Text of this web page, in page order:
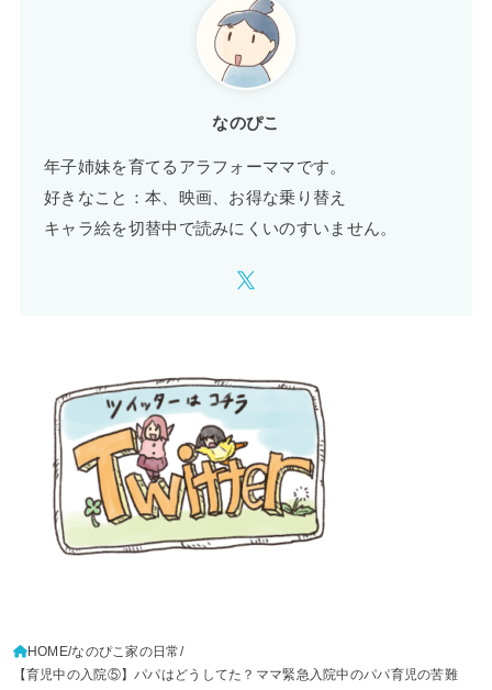
なのぴこ
年子姉妹を育てるアラフォーママです。
好きなこと：本、映画、お得な乗り替え
キャラ絵を切替中で読みにくいのすいません。
HOME なのぴこ家の日常
【育児中の入院⑤】パパはどうしてた？ママ緊急入院中のパパ育児の苦難